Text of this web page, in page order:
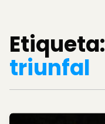
Etiqueta:
triunfal